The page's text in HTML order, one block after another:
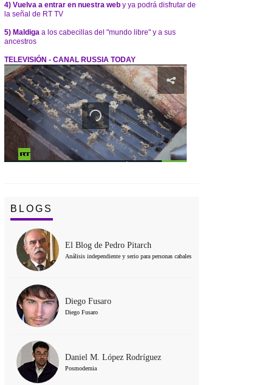
4) Vuelva a entrar en nuestra web y ya podrá disfrutar de
la señal de RT TV
5) Maldiga a los cabecillas del "mundo libre" y a sus
ancestros
TELEVISIÓN - CANAL RUSSIA TODAY
BLOGS
El Blog de Pedro Pitarch
Análisis independiente y serio para personas cabales
Diego Fusaro
Diego Fusaro
Daniel M. López Rodríguez
Posmodernia